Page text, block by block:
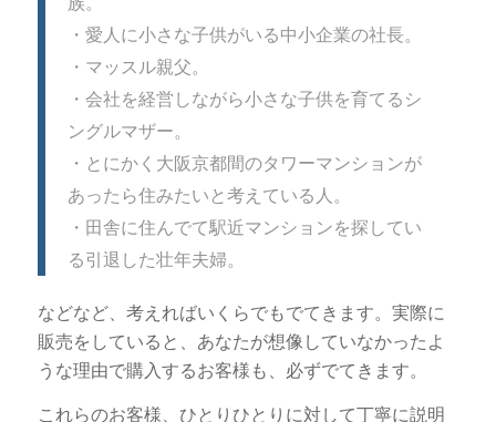
・愛人に小さな子供がいる中小企業の社長。
・マッスル親父。
・会社を経営しながら小さな子供を育てるシ
ングルマザー。
・とにかく大阪京都間のタワーマンションが
あったら住みたいと考えている人。
・田舎に住んでて駅近マンションを探してい
る引退した壮年夫婦。
などなど、考えればいくらでもでてきます。実際に
販売をしていると、あなたが想像していなかったよ
うな理由で購入するお客様も、必ずでてきます。
これらのお客様、ひとりひとりに対して丁寧に説明